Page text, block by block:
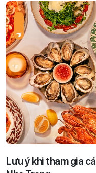
Lưu ý khi tham gia